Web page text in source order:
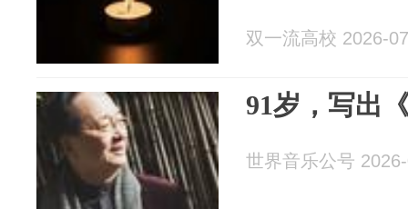
双一流高校 2026-
91岁，写出
世界音乐公号